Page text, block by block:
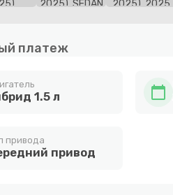
платеж
1.5 л calendar_today
привода
привод